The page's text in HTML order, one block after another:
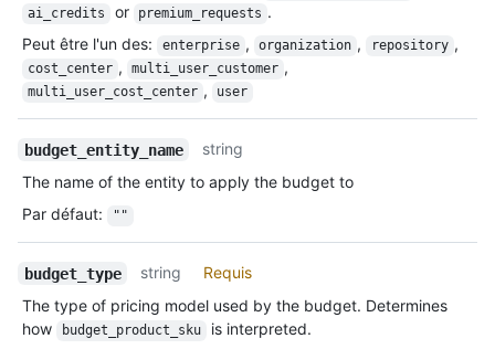
ai_credits or premium_requests .
Peut être l'un des: enterprise , organization , repository ,
cost_center , multi_user_customer ,
multi_user_cost_center , user
budget_entity_name
string
The name of the entity to apply the budget to
Par défaut: ""
budget_type string
Requis
The type of pricing model used by the budget. Determines
how
budget_product_sku is interpreted.